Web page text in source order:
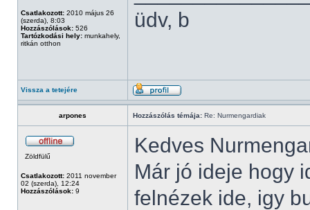
Csatlakozott: 2010 május 26
(szerda), 8:03
Hozzászólások: 526
Tartózkodási hely: munkahely,
ritkán otthon
üdv, b
Vissza a tetejére
arpones Hozzászólás témája: Re: Nurmengardiak
Zöldfülű
Csatlakozott: 2011 november
02 (szerda), 12:24
Hozzászólások: 9
Kedves
Már jó ideje hogy
felnézek ide, igy